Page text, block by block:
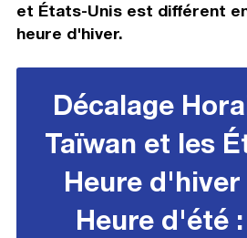
et États-Unis est différent
heure d'hiver.
Décalage
Taïwan et les
Heure d'hiver
Heure d'été